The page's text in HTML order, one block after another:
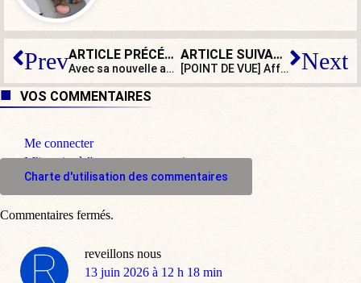
Prev ARTICLE PRÉCÉDENT
Avec sa nouvelle appli, Alexandre Jardin redonne la parole aux citoyens
ARTICLE SUIVANT
[POINT DE VUE] Affaire Lyhanna : une fois encore, l’indécence monstrueuse des antifas Next
VOS COMMENTAIRES
Me connecter
M'inscrire à l'espace commentaire
Charte d'utilisation des commentaires
reveillons nous
dit
13 juin 2026 à 12 h 18 min
Commentaires fermés.